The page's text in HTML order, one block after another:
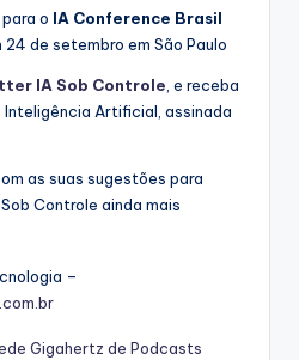
para o IA Conference Brasil
de setembro em São Paulo
IA Sob Controle⁠⁠, e receba
Artificial, assinada
as suas sugestões para
Controle ainda mais
–
Gigahertz de Podcasts